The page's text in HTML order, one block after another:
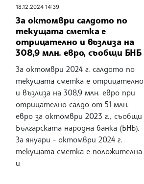
18.12.2024 14:39
За октомври салдото по
текущата сметка е
отрицателно и възлиза на
308,9 млн. евро, съобщи БНБ
За октомври 2024 г. салдото по
текущата сметка е отрицателно
и възлиза на 308,9 млн. евро при
отрицателно салдо от 51 млн.
евро за октомври 2023 г., съобщи
Българската народна банка (БНБ).
За януари - октомври 2024 г.
текущата сметка е положителна
и